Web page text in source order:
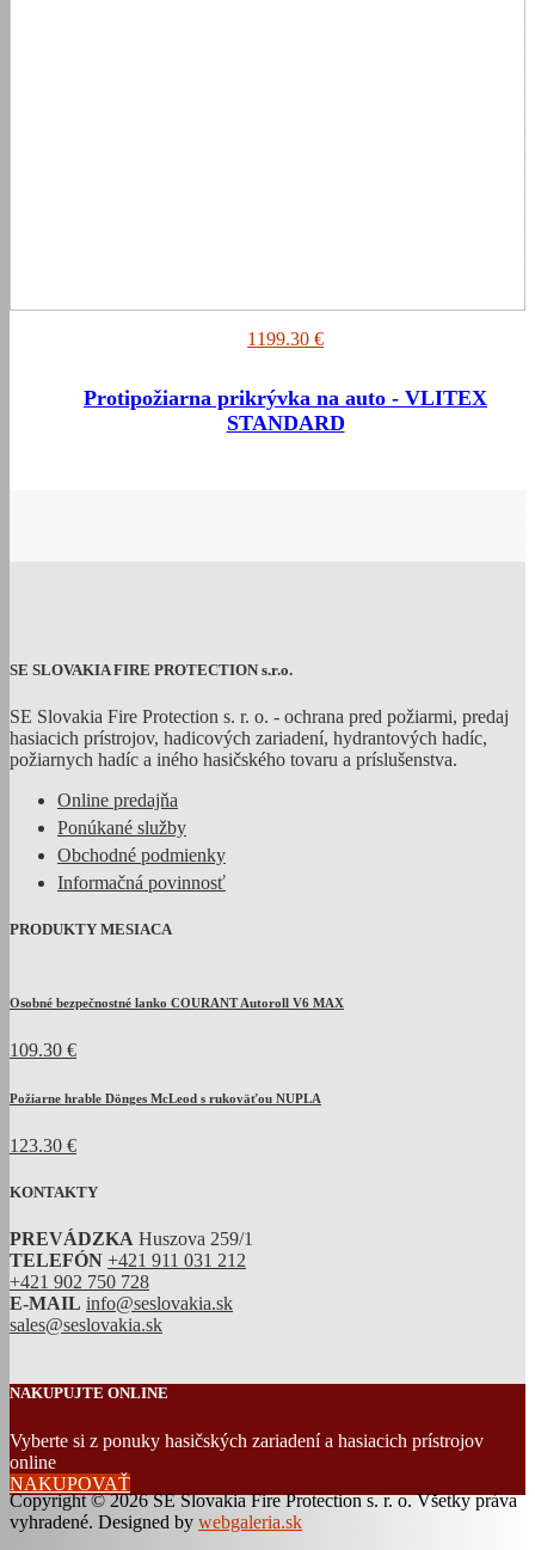
1199.30 €
Protipožiarna prikrývka na auto - VLITEX
STANDARD
SE SLOVAKIA FIRE PROTECTION s.r.o.
SE Slovakia Fire Protection s. r. o. - ochrana pred požiarmi, predaj
hasiacich prístrojov, hadicových zariadení, hydrantových hadíc,
požiarnych hadíc a iného hasičského tovaru a príslušenstva.
Online predajňa
Ponúkané služby
Obchodné podmienky
Informačná povinnosť
PRODUKTY MESIACA
Osobné bezpečnostné lanko COURANT Autoroll V6 MAX
109.30 €
Požiarne hrable Dönges McLeod s rukoväťou NUPLA
123.30 €
KONTAKTY
PREVÁDZKA Huszova 259/1
TELEFÓN +421 911 031 212
+421 902 750 728
E-MAIL info@seslovakia.sk
sales@seslovakia.sk
NAKUPUJTE ONLINE
Vyberte si z ponuky hasičských zariadení a hasiacich prístrojov
online
NAKUPOVAŤ
Copyright © 2026 SE Slovakia Fire Protection s. r. o. Všetky práva
vyhradené. Designed by webgaleria.sk